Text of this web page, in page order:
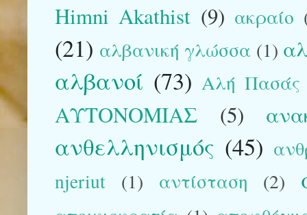
Himni Akathist (9) ακραίο
(21) αλβανική γλώσσα (1)
αλβανοί (73) Αλή Πασάς
ΑΥΤΟΝΟΜΙΑΣ (5)
ανθελληνισμός (45)
njeriut
(1) αντίσταση (2)